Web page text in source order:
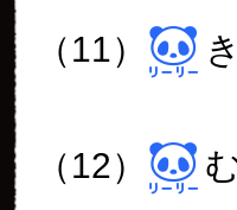
（11）
（12）